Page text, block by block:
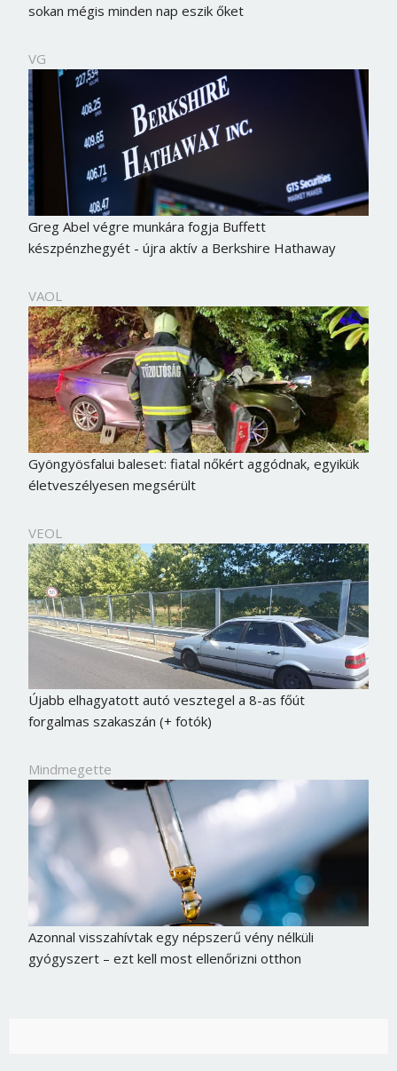
sokan mégis minden nap eszik őket
VG
Greg Abel végre munkára fogja Buffett
készpénzhegyét - újra aktív a Berkshire Hathaway
VAOL
Gyöngyösfalui baleset: fiatal nőkért aggódnak, egyikük
életveszélyesen megsérült
VEOL
Újabb elhagyatott autó vesztegel a 8-as főút
forgalmas szakaszán (+ fotók)
Mindmegette
Azonnal visszahívtak egy népszerű vény nélküli
gyógyszert – ezt kell most ellenőrizni otthon